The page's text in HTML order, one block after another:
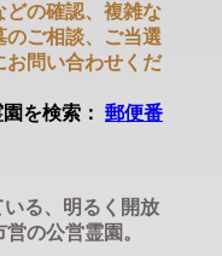
の確認、複雑な
のご相談、ご当選
お問い合わせくだ
を検索： 郵便番
る、明るく開放
の公営霊園。